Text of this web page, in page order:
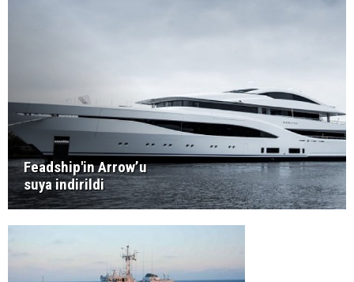
Feadship'in Arrow’u
suya indirildi